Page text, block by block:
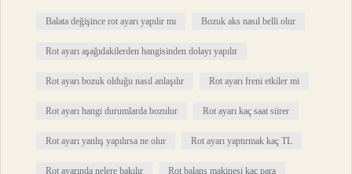
Balata değişince rot ayarı yapılır mı Bozuk aks nasıl belli olur
Rot ayarı aşağıdakilerden hangisinden dolayı yapılır
Rot ayarı bozuk olduğu nasıl anlaşılır Rot ayarı freni etkiler mi
Rot ayarı hangi durumlarda bozulur Rot ayarı kaç saat sürer
Rot ayarı yanlış yapılırsa ne olur Rot ayarı yaptırmak kaç TL
Rot ayarında nelere bakılır Rot balans makinesi kaç para